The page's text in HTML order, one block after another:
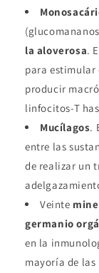
la aloverosa.
para estimular
producir
linfocitos-T
Mucílagos.
entre las
de realizar un
Veinte
germanio
en la
mayoría de